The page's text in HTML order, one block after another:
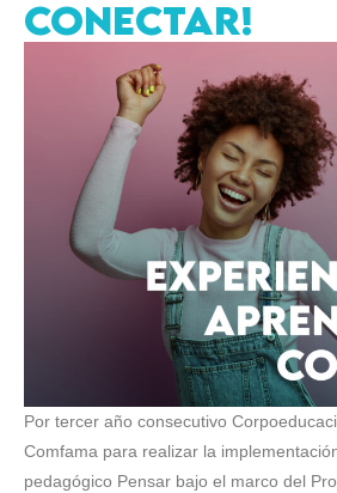
CONECTAR!
Por tercer año consecutivo
Comfama para realizar la
pedagógico Pensar bajo el marco del